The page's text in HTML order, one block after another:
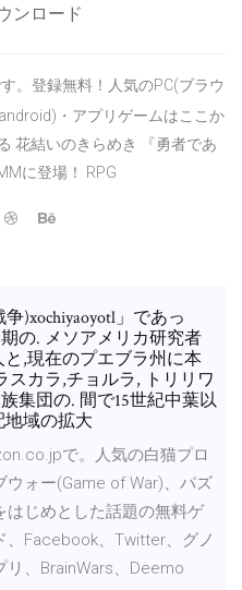
ンロード
。登録無料！人気のPC(ブラウ
・アプリゲームはここか
花結いのきらめき 『勇者であ
に登場！ RPG
)xochiyaoyotl」であっ
の. メソアメリカ研究者
,現在のプエブラ州に本
スカラ,チョルラ, トリリワ
集団の. 間で15世紀中葉以
域の拡大
で。人気の白猫プロ
ウォー(Game of War)、パズ
はじめとした話題の無料ゲ
、Facebook、Twitter、グノ
リ、BrainWars、Deemo